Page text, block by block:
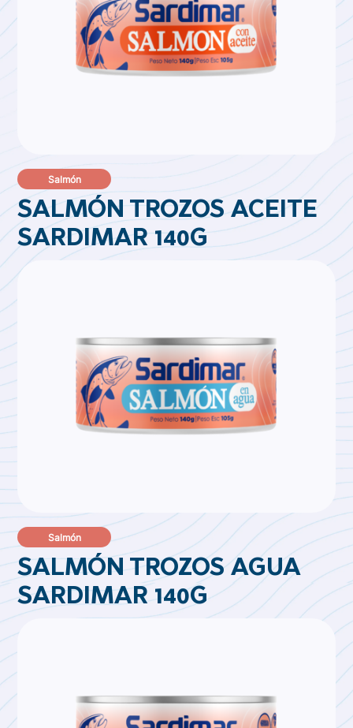
SALMÓN TROZOS ACEITE
SARDIMAR 140G
Salmón
SALMÓN TROZOS AGUA
SARDIMAR 140G
Salmón